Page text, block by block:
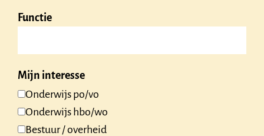
Functie
Mijn interesse
Onderwijs po/vo
Onderwijs hbo/wo
Bestuur / overheid